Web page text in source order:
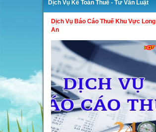
Dịch Vụ Kế Toán Thuế - Tư Vấn Luật
Dịch Vụ Báo Cáo Thuế Khu Vực Long
An